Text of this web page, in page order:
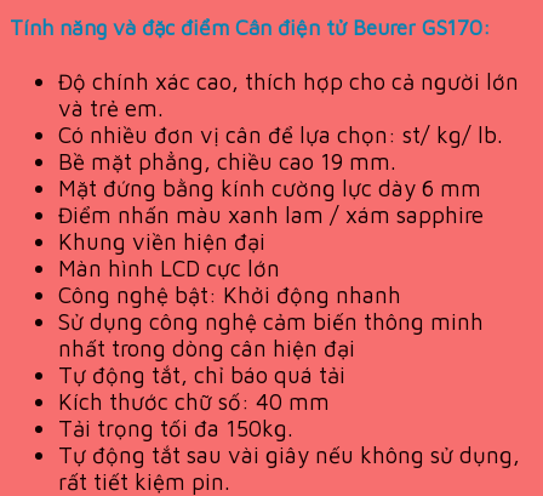
Tính năng và đặc điểm Cân điện tử Beurer GS170:
Độ chính xác cao, thích hợp cho cả người lớn
và trẻ em.
Có nhiều đơn vị cân để lựa chọn: st/ kg/ lb.
Bề mặt phẳng, chiều cao 19 mm.
Mặt đứng bằng kính cường lực dày 6 mm
Điểm nhấn màu xanh lam / xám sapphire
Khung viền hiện đại
Màn hình LCD cực lớn
Công nghệ bật: Khởi động nhanh
Sử dụng công nghệ cảm biến thông minh
nhất trong dòng cân hiện đại
Tự động tắt, chỉ báo quá tải
Kích thước chữ số: 40 mm
Tải trọng tối đa 150kg.
Tự động tắt sau vài giây nếu không sử dụng,
rất tiết kiệm pin.